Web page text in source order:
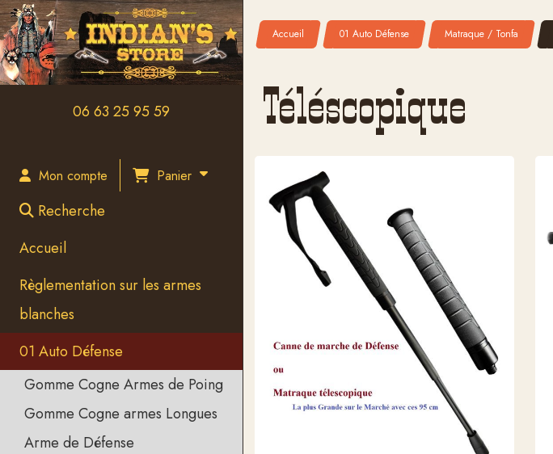
06 63 25 95 59
Mon compte Panier
Recherche
Accueil
Règlementation sur les armes
blanches
01 Auto Défense
Gomme Cogne Armes de Poing
Gomme Cogne armes Longues
Arme de Défense
Accueil 01 Auto Défense Matraque / Tonfa
Téléscopique
Panneau de gestion des cookies